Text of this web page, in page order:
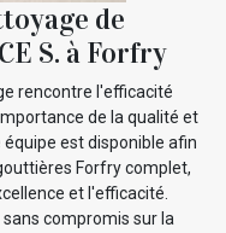
de
S. à Forfry
rencontre l'efficacité
de la qualité et
est disponible afin
Forfry complet,
et l'efficacité.
compromis sur la